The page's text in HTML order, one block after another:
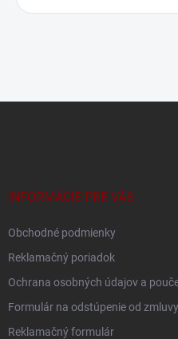
INFORMÁCIE PRE VÁS
Obchodné podmienky
Reklamačný poriadok
Ochrana osobných údajov a
Formulár na odstúpenie od zmluvy
Reklamačný formulár